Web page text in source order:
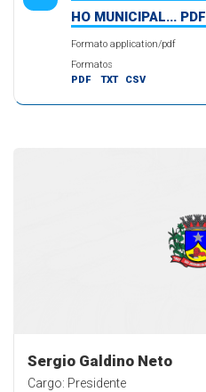
HO MUNICIPAL... PDF
Formato application/pdf
Formatos
PDF
TXT CSV
Sergio Galdino Neto
Cargo: Presidente